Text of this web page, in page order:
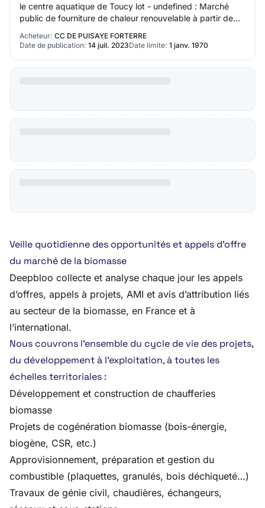
le centre aquatique de Toucy lot - undefined : Marché
public de fourniture de chaleur renouvelable à partir de
Acheteur: CC DE PUISAYE FORTERRE
Date de publication: 14 juil. 2023Date limite: 1 janv. 1970
Veille quotidienne des opportunités et appels d’offre
du marché de la biomasse
Deepbloo collecte et analyse chaque jour les appels
d’offres, appels à projets, AMI et avis d’attribution liés
au secteur de la biomasse, en France et à
l’international.
Nous couvrons l’ensemble du cycle de vie des projets,
du développement à l’exploitation, à toutes les
échelles territoriales :
Développement et construction de chaufferies
biomasse
Projets de cogénération biomasse (bois-énergie,
biogène, CSR, etc.)
Approvisionnement, préparation et gestion du
combustible (plaquettes, granulés, bois déchiqueté…)
Travaux de génie civil, chaudières, échangeurs,